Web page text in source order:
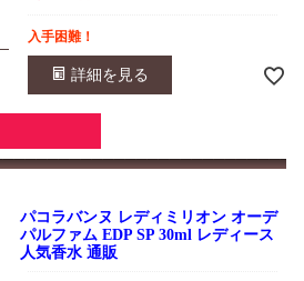
入手困難！
詳細を見る
パコラバンヌ レディミリオン オーデ
パルファム EDP SP 30ml レディース
人気香水 通販